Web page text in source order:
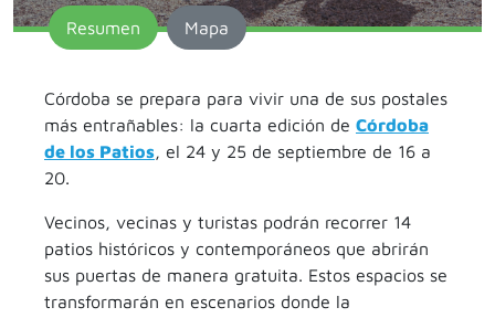
Resumen Mapa
Córdoba se prepara para vivir una de sus postales
más entrañables: la cuarta edición de Córdoba
de los Patios, el 24 y 25 de septiembre de 16 a
20.
Vecinos, vecinas y turistas podrán recorrer 14
patios históricos y contemporáneos que abrirán
sus puertas de manera gratuita. Estos espacios se
transformarán en escenarios donde la